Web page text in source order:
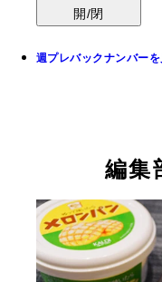
開/閉
週プレバックナンバーを
編集